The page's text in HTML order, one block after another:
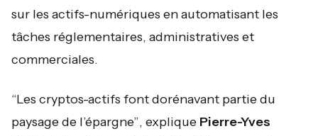
sur les actifs-numériques en automatisant les
tâches réglementaires, administratives et
commerciales.
“Les cryptos-actifs font dorénavant partie du
paysage de l’épargne”, explique Pierre-Yves